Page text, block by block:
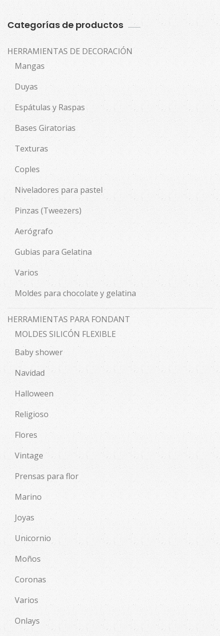
Categorías de productos
HERRAMIENTAS DE DECORACIÓN
Mangas
Duyas
Espátulas y Raspas
Bases Giratorias
Texturas
Coples
Niveladores para pastel
Pinzas (Tweezers)
Aerógrafo
Gubias para Gelatina
Varios
Moldes para chocolate y gelatina
HERRAMIENTAS PARA FONDANT
MOLDES SILICÓN FLEXIBLE
Baby shower
Navidad
Halloween
Religioso
Flores
Vintage
Prensas para flor
Marino
Joyas
Unicornio
Moños
Coronas
Varios
Onlays